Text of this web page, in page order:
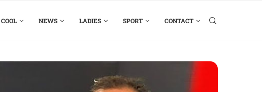
COOL NEWS LADIES SPORT CONTACT